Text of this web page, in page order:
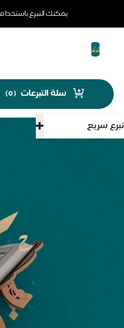
يمكنك التبرع
تبرع سريع
سلة التبرعات (
0
)